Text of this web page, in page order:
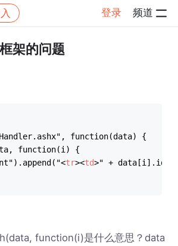
登录 频道
帖子详情
架的问题
function(data) {
function(i) {
<tr><td>" + data[i].id
function(i)是什么意思？data